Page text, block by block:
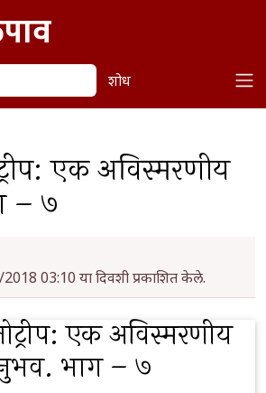
शोध
एक अविस्मरणीय
– ७
2018 03:10 या दिवशी प्रकाशित केले.
एक अविस्मरणीय
भाग – ७